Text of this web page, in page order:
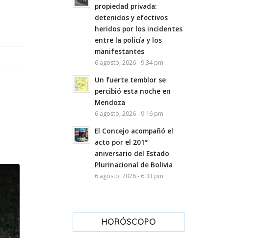
propiedad privada:
detenidos y efectivos
heridos por los incidentes
entre la policía y los
manifestantes
6 agosto, 2026 - 9:34 pm
Un fuerte temblor se
percibió esta noche en
Mendoza
6 agosto, 2026 - 9:16 pm
El Concejo acompañó el
acto por el 201°
aniversario del Estado
Plurinacional de Bolivia
6 agosto, 2026 - 6:33 pm
HORÓSCOPO